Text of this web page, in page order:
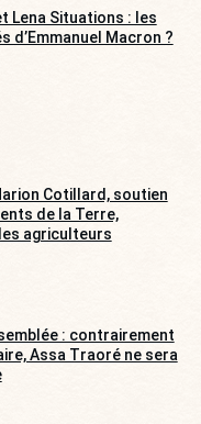
Lena Situations : les
d’Emmanuel Macron ?
Cotillard, soutien
de la Terre,
agriculteurs
: contrairement
Assa Traoré ne sera